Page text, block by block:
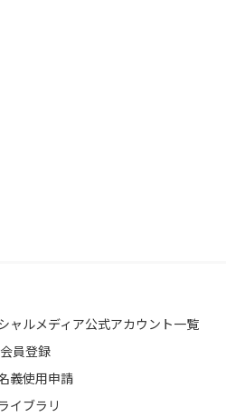
ャルメディア公式アカウント一覧
員登録
義使用申請
イブラリ